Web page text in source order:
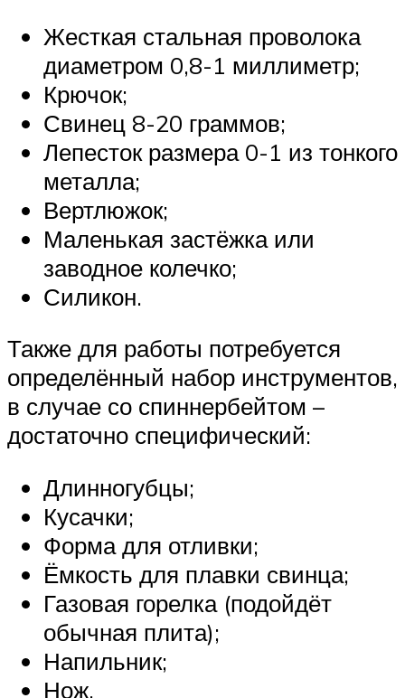
Жесткая стальная проволока
диаметром 0,8-1 миллиметр;
Крючок;
Свинец 8-20 граммов;
Лепесток размера 0-1 из тонкого
металла;
Вертлюжок;
Маленькая застёжка или
заводное колечко;
Силикон.
Также для работы потребуется
определённый набор инструментов,
в случае со спиннербейтом –
достаточно специфический:
Длинногубцы;
Кусачки;
Форма для отливки;
Ёмкость для плавки свинца;
Газовая горелка (подойдёт
обычная плита);
Напильник;
Нож.